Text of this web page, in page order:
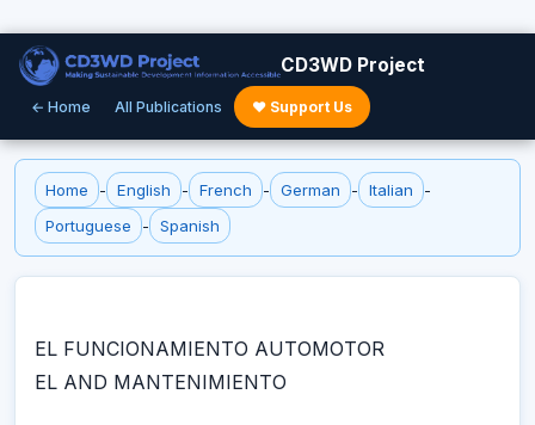
CD3WD Project
← Home All Publications ♥ Support Us
Home - English - French - German - Italian
-
Portuguese
- Spanish
EL FUNCIONAMIENTO AUTOMOTOR
EL AND MANTENIMIENTO